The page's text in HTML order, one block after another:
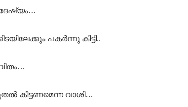
പകര്‍ന്നു കിട്ടി..
കിട്ടണമെന്ന വാശി…